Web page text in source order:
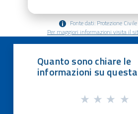
Fonte dati: Protezione
Per maggiori informazioni visita il
Quanto sono chiare le
informazioni su